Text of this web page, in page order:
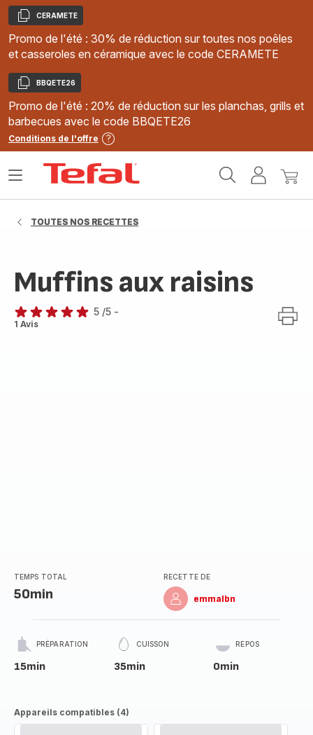
Copier
CERAMETE
Promo de l'été : 30% de réduction sur toutes nos poêles
et casseroles en céramique avec le code CERAMETE
Copier
BBQETE26
Promo de l'été : 20% de réduction sur les planchas, grills et
barbecues avec le code BBQETE26
Conditions de l'offre
MonMon
Ouvrir
TOUTES NOS RECETTES
Muffins aux raisins
Avis
5 /5 -
1 Avis
TEMPS TOTAL
50min
RECETTE DE
emmalbn
PRÉPARATION
15min
CUISSON
35min
REPOS
0min
Appareils compatibles (4)